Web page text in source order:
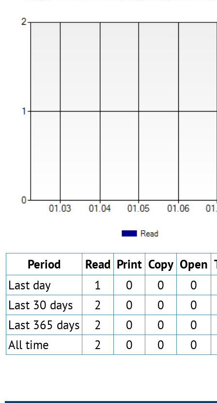
Period Read Print Copy Open
Last day
1 0 0
0
Last 30 days
2 0 0
0
Last 365 days
2 0 0
0
All time
2 0 0 0